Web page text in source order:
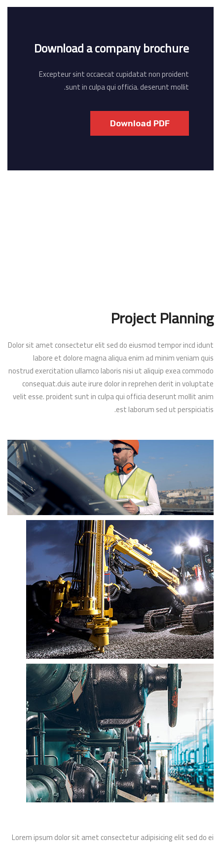
Download a company brochure
Excepteur sint occaecat cupidatat non proident
sunt in culpa qui officia. deserunt mollit.
Download PDF
Project Planning
Dolor sit amet consectetur elit sed do eiusmod tempor incd idunt
labore et dolore magna aliqua enim ad minim veniam quis
nostrud exercitation ullamco laboris nisi ut aliquip exea commodo
consequat.duis aute irure dolor in reprehen derit in voluptate
velit esse. proident sunt in culpa qui officia deserunt mollit anim
est laborum sed ut perspiciatis.
Lorem ipsum dolor sit amet consectetur adipisicing elit sed do ei